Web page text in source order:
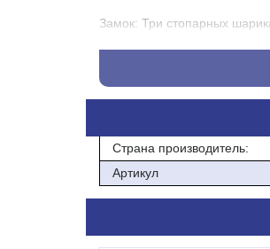
Замок: Три стопарных
Описание: очень маленький
Мин. партия -1000шт
Страна производитель:
Артикул